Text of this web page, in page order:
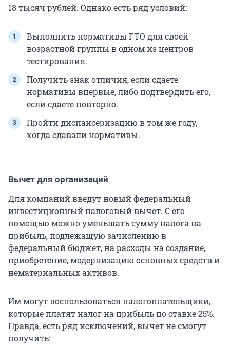
18 тысяч рублей. Однако есть ряд условий:
Выполнить нормативы ГТО для своей
возрастной группы в одном из центров
тестирования.
Получить знак отличия, если сдаете
нормативы впервые, либо подтвердить его,
если сдаете повторно.
Пройти диспансеризацию в том же году,
когда сдавали нормативы.
Вычет для организаций
Для компаний введут новый федеральный
инвестиционный налоговый вычет. С его
помощью можно уменьшать сумму налога на
прибыль, подлежащую зачислению в
федеральный бюджет, на расходы на создание,
приобретение, модернизацию основных средств и
нематериальных активов.
Им могут воспользоваться налогоплательщики,
которые платят налог на прибыль по ставке 25%.
Правда, есть ряд исключений, вычет не смогут
получить: